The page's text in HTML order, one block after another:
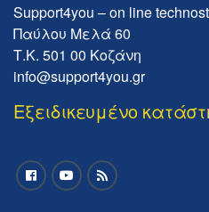
Support4you – on line
Παύλου Μελά 60
Τ.Κ. 501 00 Κοζάνη
info@support4you.gr
Εξειδικευμένο